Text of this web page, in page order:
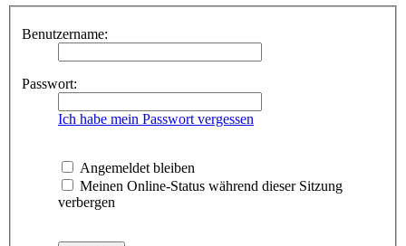
Benutzername:
Passwort:
Ich habe mein Passwort vergessen
Angemeldet bleiben
Meinen Online-Status während dieser Sitzung
verbergen